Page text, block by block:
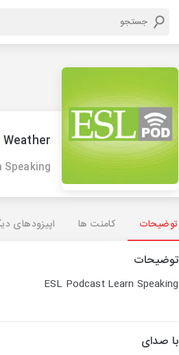
Speaking
توضیحات کامنت ها اپیزودهای
توضیحات
ESL Podcast Learn Speaking
با صدای